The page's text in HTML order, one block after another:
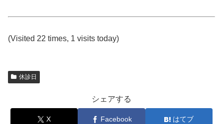
(Visited 22 times, 1 visits today)
休診日
シェアする
X Facebook はてブ